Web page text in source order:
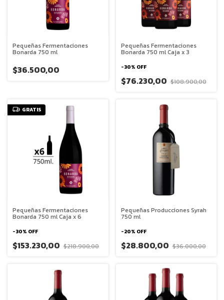
Pequeñas Fermentaciones
Bonarda 750 ml
$36.500,00
Pequeñas Fermentaciones
Bonarda 750 ml Caja x 3
-30% OFF
$76.230,00 $108.900,00
GRATIS
Pequeñas Fermentaciones
Bonarda 750 ml Caja x 6
-30% OFF
$153.230,00 $218.900,00
Pequeñas Producciones Syrah
750 ml
-20% OFF
$28.800,00 $36.000,00